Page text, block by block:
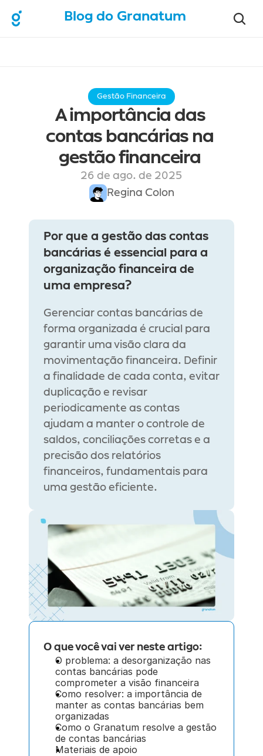
Blog do Granatum
Gestão Financeira
A importância das
contas bancárias na
gestão financeira
26 de ago. de 2025
Regina Colon
Por que a gestão das contas
bancárias é essencial para a
organização financeira de
uma empresa?
Gerenciar contas bancárias de
forma organizada é crucial para
garantir uma visão clara da
movimentação financeira. Definir
a finalidade de cada conta, evitar
duplicação e revisar
periodicamente as contas
ajudam a manter o controle de
saldos, conciliações corretas e a
precisão dos relatórios
financeiros, fundamentais para
uma gestão eficiente.
O que você vai ver neste artigo:
O problema: a desorganização nas
contas bancárias pode
comprometer a visão financeira
Como resolver: a importância de
manter as contas bancárias bem
organizadas
Como o Granatum resolve a gestão
de contas bancárias
Materiais de apoio